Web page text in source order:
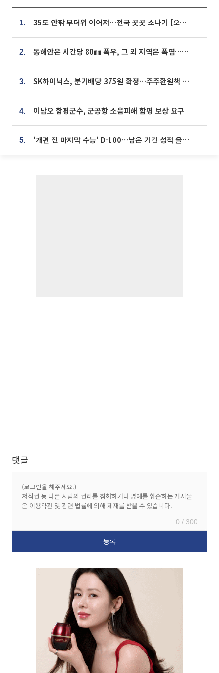
1. 35도 안팎 무더위 이어져…전국 곳곳 소나기 [오늘 날씨]
2. 동해안은 시간당 80㎜ 폭우, 그 외 지역은 폭염…‘극과 극 날씨’
3. SK하이닉스, 분기배당 375원 확정…주주환원책 9월로 앞당겨 발표
4. 이남오 함평군수, 군공항 소음피해 함평 보상 요구
5. '개편 전 마지막 수능' D-100⋯남은 기간 성적 올릴 전략은
댓글
0 / 300